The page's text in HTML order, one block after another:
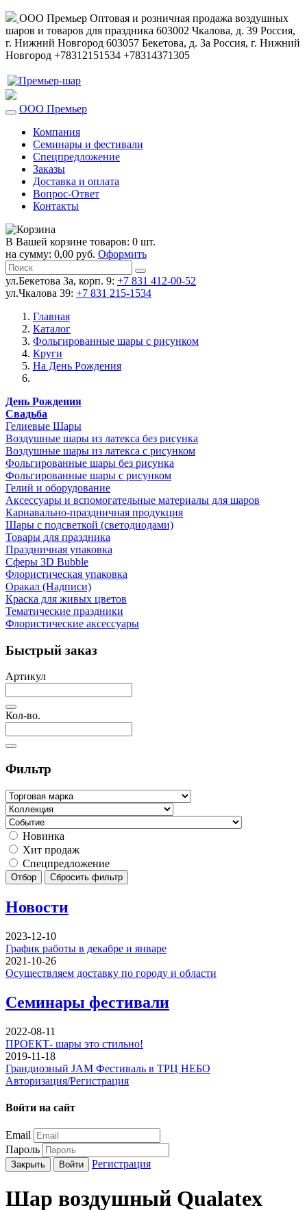
ООО Премьер Оптовая и розничная продажа воздушных
шаров и товаров для праздника 603002 Чкалова, д. 39 Россия,
г. Нижний Новгород 603057 Бекетова, д. 3а Россия, г. Нижний
Новгород +78312151534 +78314371305
ООО Премьер
Компания
Семинары и фестивали
Спецпредложение
Заказы
Доставка и оплата
Вопрос-Ответ
Контакты
В Вашей корзине товаров: 0 шт.
на сумму: 0,00 руб. Оформить
ул.Бекетова 3а, корп. 9: +7 831 412-00-52
ул.Чкалова 39: +7 831 215-1534
Главная
Каталог
Фольгированные шары с рисунком
Круги
На День Рождения
День Рождения
Свадьба
Гелиевые Шары
Воздушные шары из латекса без рисунка
Воздушные шары из латекса с рисунком
Фольгированные шары без рисунка
Фольгированные шары с рисунком
Гелий и оборудование
Аксессуары и вспомогательные материалы для шаров
Карнавально-праздничная продукция
Шары с подсветкой (светодиодами)
Товары для праздника
Праздничная упаковка
Сферы 3D Bubble
Флористическая упаковка
Оракал (Надписи)
Краска для живых цветов
Тематические праздники
Флористические аксессуары
Быстрый заказ
Артикул
Кол-во.
Фильтр
Новинка
Хит продаж
Спецпредложение
Отбор Сбросить фильтр
Новости
2023-12-10
График работы в декабре и январе
2021-10-26
Осуществляем доставку по городу и области
Семинары фестивали
2022-08-11
ПРОЕКТ- шары это стильно!
2019-11-18
Грандиозный JAM Фестиваль в ТРЦ НЕБО
Авторизация/Регистрация
Войти на сайт
Email
Пароль
Закрыть Войти Регистрация
Шар воздушный Qualatex